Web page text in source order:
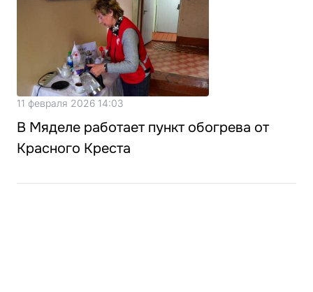
11 февраля 2026 14:03
В Мяделе работает пункт обогрева от
Красного Креста